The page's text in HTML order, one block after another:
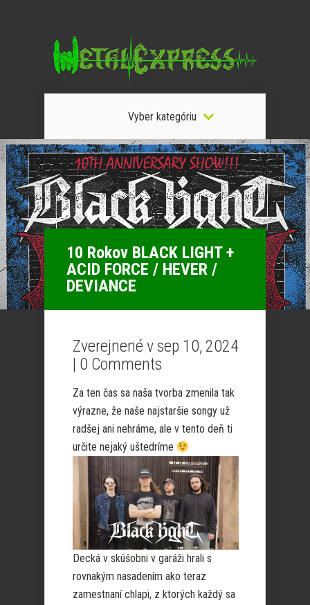
Vyber kategóriu
10 Rokov BLACK LIGHT +
ACID FORCE / HEVER /
DEVIANCE
Zverejnené v sep 10, 2024
| 0 Comments
Za ten čas sa naša tvorba zmenila tak
výrazne, že naše najstaršie songy už
radšej ani nehráme, ale v tento deň ti
určite nejaký uštedríme
Decká v skúšobni v garáži hrali s
rovnakým nasadením ako teraz
zamestnaní chlapi, z ktorých každý sa